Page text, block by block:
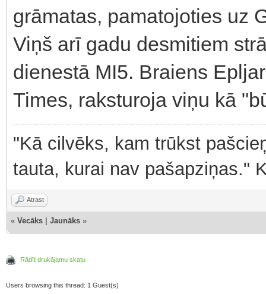
grāmatas, pamatojoties uz
Viņš arī gadu desmitiem
dienestā MI5. Braiens
Times, raksturoja viņu kā
"Kā cilvēks, kam trūkst
tauta, kurai nav pašapziņas."
Atrast
« Vecāks Jaunāks »
Rādīt drukājamu skatu
Users browsing this thread: 1 Guest(s)